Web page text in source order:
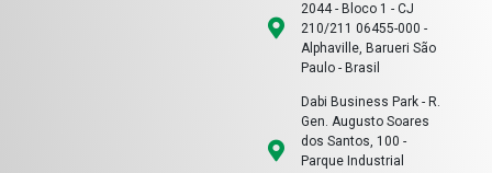
2044 - Bloco 1 - CJ
210/211 06455-000 -
Alphaville, Barueri São
Paulo - Brasil
Dabi Business Park - R.
Gen. Augusto Soares
dos Santos, 100 -
Parque Industrial